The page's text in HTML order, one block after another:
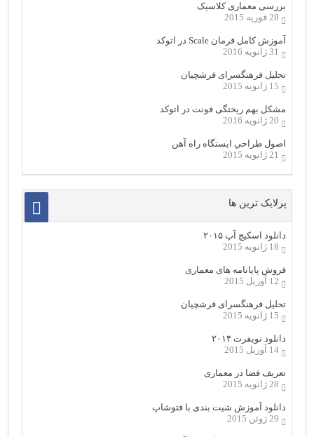
بررسی معماری کلاسیک
28 فوریه 2015
آموزش کامل فرمان Scale در اتوکد
31 ژانویه 2016
تحلیل فرهنگسرای فرشچیان
15 ژانویه 2015
مشکل بهم ریختگی فونت در اتوکد
20 ژانویه 2016
اصول طراحي ایستگاه راه آهن
21 ژانویه 2015
پرلایک ترین ها
دانلود اسکیچ آپ ۲۰۱۵
18 ژانویه 2015
فروش پایانامه های معماری
12 آوریل 2015
تحلیل فرهنگسرای فرشچیان
15 ژانویه 2015
دانلود نویفرت ۲۰۱۴
14 آوریل 2015
تعریف فضا در معماری
28 ژانویه 2015
دانلود آموزش شیت بندی با فتوشاپ
29 ژوئن 2015